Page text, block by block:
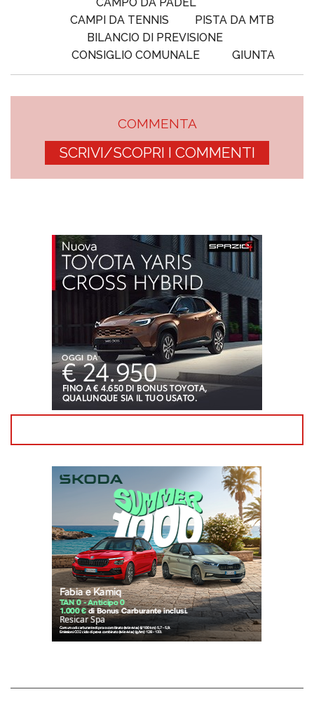
CAMPI DA TENNIS
PISTA DA MTB
BILANCIO DI PREVISIONE
CONSIGLIO COMUNALE
GIUNTA
COMMENTA
SCRIVI/SCOPRI I COMMENTI